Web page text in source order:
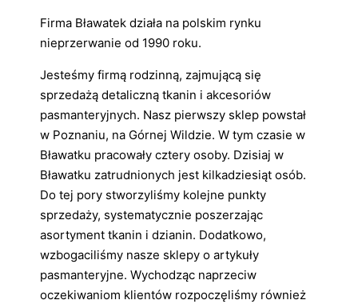
Firma Bławatek działa na polskim rynku
nieprzerwanie od 1990 roku.
Jesteśmy firmą rodzinną, zajmującą się
sprzedażą detaliczną tkanin i akcesoriów
pasmanteryjnych. Nasz pierwszy sklep powstał
w Poznaniu, na Górnej Wildzie. W tym czasie w
Bławatku pracowały cztery osoby. Dzisiaj w
Bławatku zatrudnionych jest kilkadziesiąt osób.
Do tej pory stworzyliśmy kolejne punkty
sprzedaży, systematycznie poszerzając
asortyment tkanin i dzianin. Dodatkowo,
wzbogaciliśmy nasze sklepy o artykuły
pasmanteryjne. Wychodząc naprzeciw
oczekiwaniom klientów rozpoczęliśmy również